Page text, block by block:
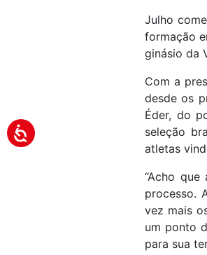
Julho
formação
ginásio da
Com a
desde os
Éder, do
seleção
atletas
“Acho
processo.
vez mais
um ponto
para sua